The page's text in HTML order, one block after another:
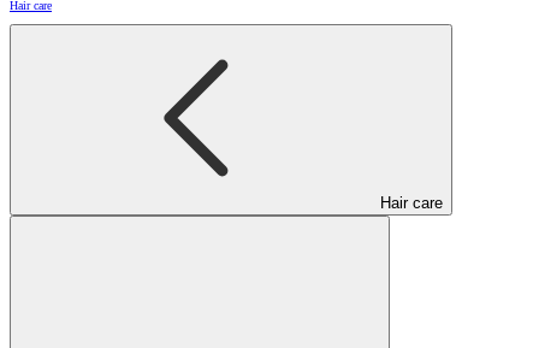
Hair care
Hair care